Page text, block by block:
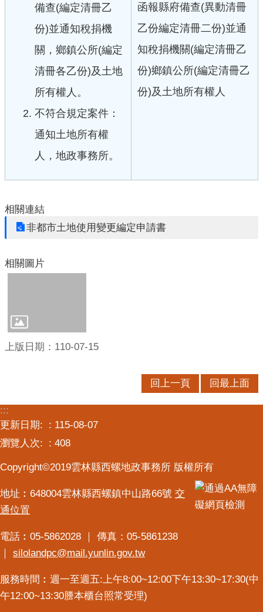
備查(編定清冊乙
份)並通知稅捐機
關，鄉鎮公所(編定
清冊各乙份)及土地
所有權人。
不符合規定案件：
通知土地所有權
人，地政事務所。
函報縣府備查(異動清冊
乙份編定清冊二份)並通
知稅捐機關(編定清冊乙
份)鄉鎮公所(編定清冊乙
份)及土地所有權人
相關連結
非都市土地使用變更編定申請書
相關圖片
上版日期：110-07-15
回上一頁 回最上面
:::
更新日期:
115-08-07
瀏覽人次:
408
Copyright©2019雲林縣西螺地政事務所 版權所有
地址︰648004雲林縣西螺鎮中山路66號 交
通位置
電話︰05-5862028 ｜ 傳真：05-5861238
｜ silolandpc@mail.yunlin.gov.tw
服務時間︰週一至週五:上午8:00~12:00下午13:30~17:30(中
午12:00~13:30謄本櫃台照常受理)